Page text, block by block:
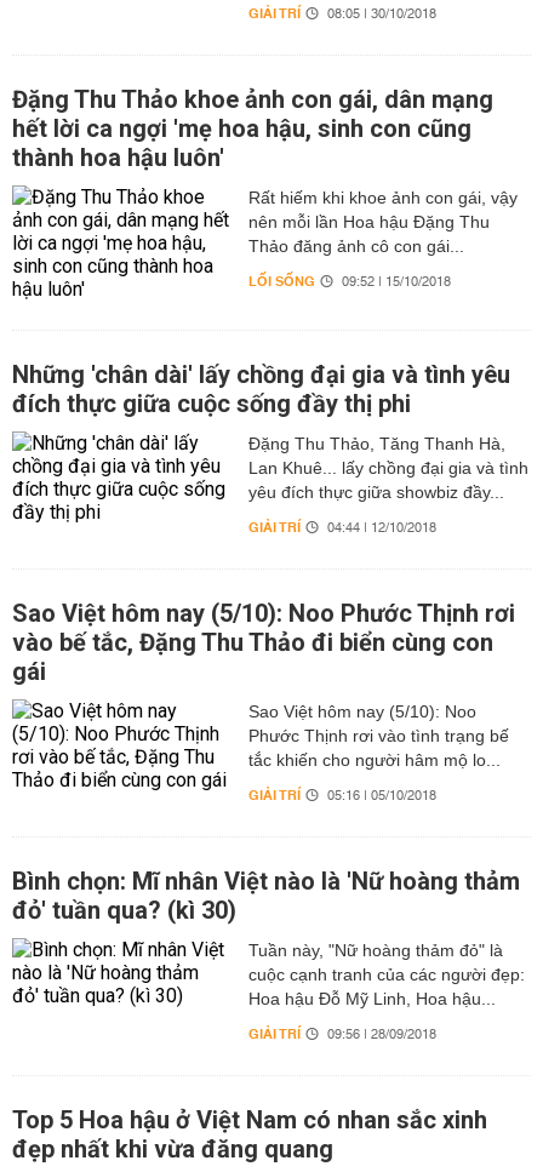
GIẢI TRÍ 08:05 | 30/10/2018
Đặng Thu Thảo khoe ảnh con gái, dân mạng
hết lời ca ngợi 'mẹ hoa hậu, sinh con cũng
thành hoa hậu luôn'
Rất hiếm khi khoe ảnh con gái, vậy
nên mỗi lần Hoa hậu Đặng Thu
Thảo đăng ảnh cô con gái...
LỐI SỐNG 09:52 | 15/10/2018
Những 'chân dài' lấy chồng đại gia và tình yêu
đích thực giữa cuộc sống đầy thị phi
Đặng Thu Thảo, Tăng Thanh Hà,
Lan Khuê... lấy chồng đại gia và tình
yêu đích thực giữa showbiz đầy...
GIẢI TRÍ 04:44 | 12/10/2018
Sao Việt hôm nay (5/10): Noo Phước Thịnh rơi
vào bế tắc, Đặng Thu Thảo đi biển cùng con
gái
Sao Việt hôm nay (5/10): Noo
Phước Thịnh rơi vào tình trạng bế
tắc khiến cho người hâm mộ lo...
GIẢI TRÍ 05:16 | 05/10/2018
Bình chọn: Mĩ nhân Việt nào là 'Nữ hoàng thảm
đỏ' tuần qua? (kì 30)
Tuần này, "Nữ hoàng thảm đỏ" là
cuộc cạnh tranh của các người đẹp:
Hoa hậu Đỗ Mỹ Linh, Hoa hậu...
GIẢI TRÍ 09:56 | 28/09/2018
Top 5 Hoa hậu ở Việt Nam có nhan sắc xinh
đẹp nhất khi vừa đăng quang